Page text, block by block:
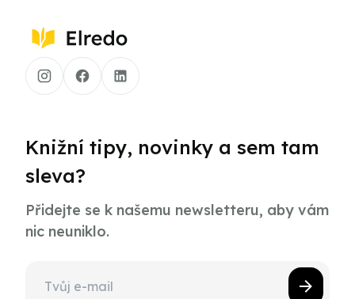
Knižní tipy, novinky a sem tam
sleva?
Přidejte se k našemu newsletteru, aby vám
nic neuniklo.